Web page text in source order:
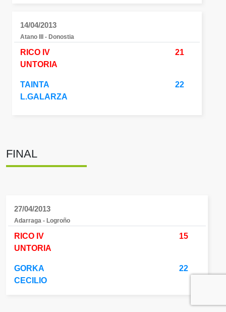
14/04/2013
Atano III - Donostia
RICO IV
UNTORIA
21
TAINTA
L.GALARZA
22
FINAL
27/04/2013
Adarraga - Logroño
RICO IV
UNTORIA
15
GORKA
CECILIO
22